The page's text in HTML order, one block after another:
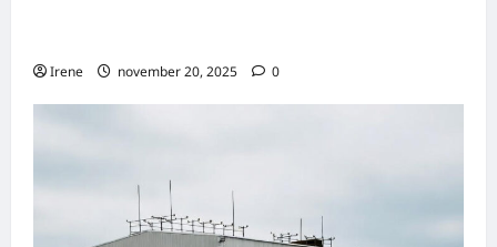
Irene november 20, 2025 0